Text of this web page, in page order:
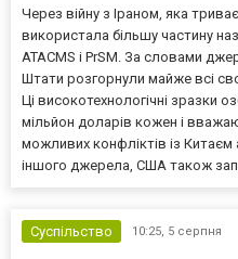
Через війну з Іраном, яка
використала більшу частину
ATACMS і PrSM. За словами
Штати розгорнули майже всі
Ці високотехнологічні зразки
мільйон доларів кожен і
можливих конфліктів із
іншого джерела, США також
Суспільство 10:25, 5 серпня